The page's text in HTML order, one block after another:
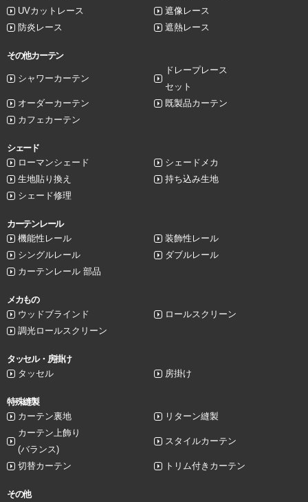
UVカットレース
遮像レース
防炎レース
遮熱レース
その他カーテン
シャワーカーテン
ドレープレース
セット
オーダーカーテン
既製品カーテン
カフェカーテン
シェード
ローマンシェード
シェードメカ
生地貼り換え
持ち込み生地
シェード修理
カーテンレール
機能性レール
装飾性レール
シングルレール
ダブルレール
カーテンレール 部品
メカもの
ウッドブラインド
ロールスクリーン
調光ロールスクリーン
タッセル・房掛け
タッセル
房掛け
特殊縫製
カーテン裏地
リターン縫製
カーテン上飾り
(バランス)
スタイルカーテン
切替カーテン トリム付きカーテン
その他